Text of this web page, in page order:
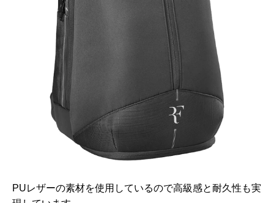
PUレザーの素材を使用しているので高級感と耐久性も実